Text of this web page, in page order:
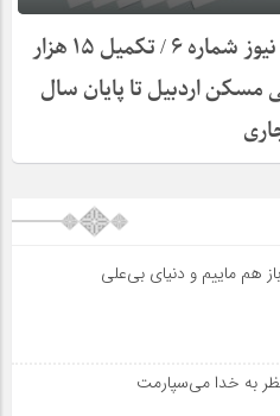
صفحه الکترونیکی پیشران نیوز شماره ۶ / تکمیل ۱۵ هزار
اردبیل تا پایان سال
هم ماییم و دنیای بی‌علی
به خدا می‌سپارمت